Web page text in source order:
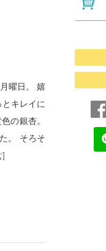
曜日。 嬉
キレイに
の銀杏。
。 そろそ
]